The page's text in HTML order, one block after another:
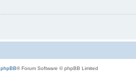
phpBB® Forum Software © phpBB Limited